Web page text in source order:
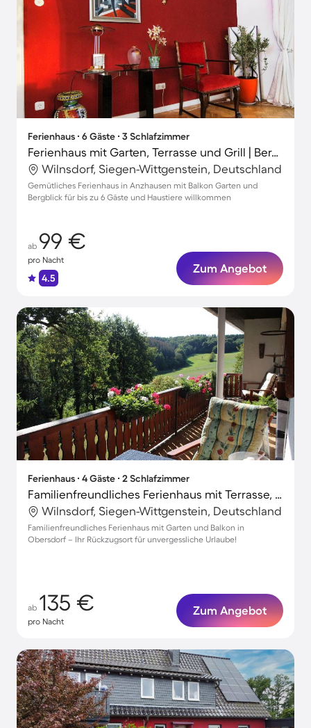
Ferienhaus ∙ 6 Gäste ∙ 3 Schlafzimmer
Ferienhaus mit Garten, Terrasse und Grill | Bergblick | Ideal für Homeoffice
Wilnsdorf, Siegen-Wittgenstein, Deutschland
Gemütliches Ferienhaus in Anzhausen mit Balkon Garten und
Bergblick für bis zu 6 Gäste und Haustiere willkommen
ab 99 €
pro Nacht
4.5
Zum Angebot
Ferienhaus ∙ 4 Gäste ∙ 2 Schlafzimmer
Familienfreundliches Ferienhaus mit Terrasse, Garten und Grill | Gartenblick | Ideal für Homeoffice
Wilnsdorf, Siegen-Wittgenstein, Deutschland
Familienfreundliches Ferienhaus mit Garten und Balkon in
Obersdorf – Ihr Rückzugsort für unvergessliche Urlaube!
ab 135 €
pro Nacht
Zum Angebot